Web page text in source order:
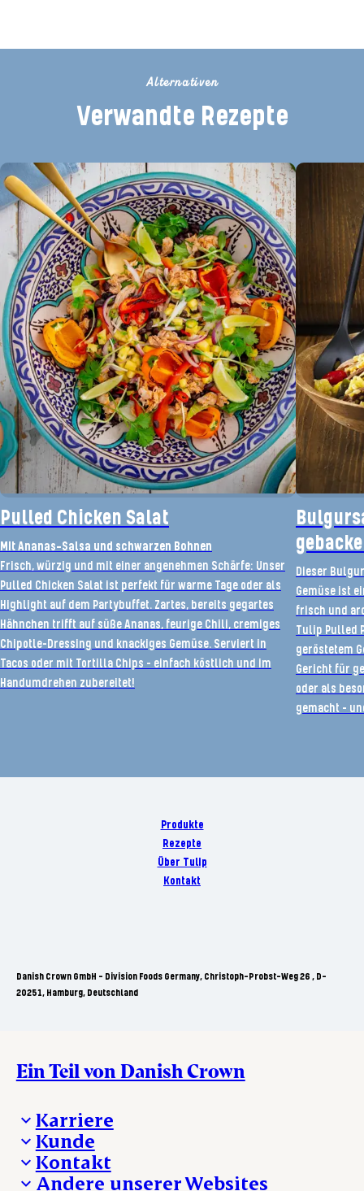
Alternativen
Verwandte Rezepte
Pulled Chicken Salat
Mit Ananas-Salsa und schwarzen Bohnen
Frisch, würzig und mit einer angenehmen Schärfe: Unser
Pulled Chicken Salat ist perfekt für warme Tage oder als
Highlight auf dem Partybuffet. Zartes, bereits gegartes
Hähnchen trifft auf süße Ananas, feurige Chili, cremiges
Chipotle-Dressing und knackiges Gemüse. Serviert in
Tacos oder mit Tortilla Chips – einfach köstlich und im
Handumdrehen zubereitet!
Dieser
Gemüse ist
frisch und
Tulip Pulled
geröstetem
Gericht für
oder als
gemacht –
Produkte
Rezepte
Über Tulip
Kontakt
Danish Crown GmbH - Division Foods Germany, Christoph-Probst-Weg 26 , D-
20251, Hamburg, Deutschland
Ein Teil von Danish Crown
Karriere
Deine Karriere bei Danish Crown
Aktuelle Jobangebote
Danish Crown
Kunde
Was wir anbieten
Lebensmittelsicherheit
Kontakt
Andere unserer Websites